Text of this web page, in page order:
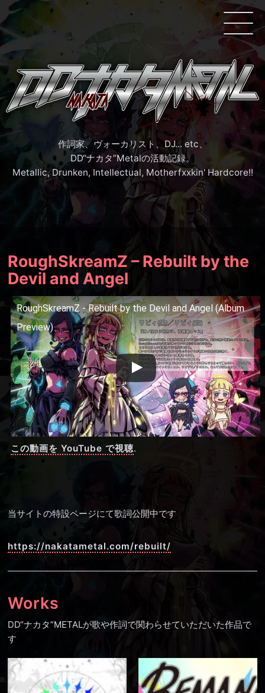
作詞家、ヴォーカリスト、DJ... etc、
DD“ナカタ”Metalの活動記録。
Metallic, Drunken, Intellectual, Motherfxxkin' Hardcore!!
RoughSkreamZ –Rebuilt by the
Devil and Angel
RoughSkreamZ - Rebuilt by the Devil and Angel (Album
Preview)
この動画を YouTube で視聴.
当サイトの特設ページにて歌詞公開中です
https://nakatametal.com/rebuilt/
Works
DD“ナカタ”METALが歌や作詞で関わらせていただいた作品で
す